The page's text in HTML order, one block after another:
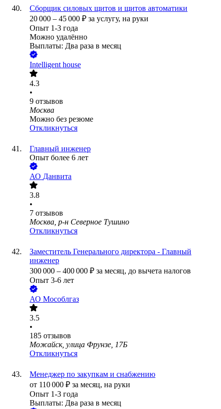
Сборщик силовых щитов и щитов автоматики
20 000 – 45 000 ₽ за услугу, на руки
Опыт 1-3 года
Можно удалённо
Выплаты: Два раза в месяц
Intelligent house
4.3
•
9 отзывов
Москва
Можно без резюме
Откликнуться
Главный инженер
Опыт более 6 лет
АО Данвита
3.8
•
7 отзывов
Москва, р-н Северное Тушино
Откликнуться
Заместитель Генерального директора - Главный
инженер
300 000 – 400 000 ₽ за месяц, до вычета налогов
Опыт 3-6 лет
АО Мособлгаз
3.5
•
185 отзывов
Можайск, улица Фрунзе, 17Б
Откликнуться
Менеджер по закупкам и снабжению
от 110 000 ₽ за месяц, на руки
Опыт 1-3 года
Выплаты: Два раза в месяц